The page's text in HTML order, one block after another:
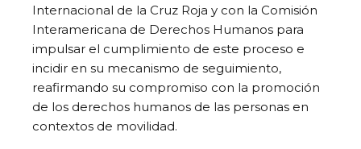
Internacional de la Cruz Roja y con la Comisión
Interamericana de Derechos Humanos para
impulsar el cumplimiento de este proceso e
incidir en su mecanismo de seguimiento,
reafirmando su compromiso con la promoción
de los derechos humanos de las personas en
contextos de movilidad.